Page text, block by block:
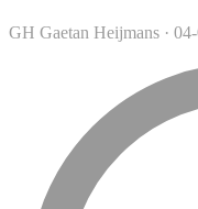
GH Gaetan Heijmans ·